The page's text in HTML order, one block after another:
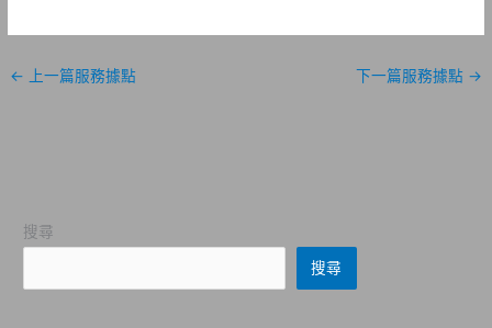
← 上一篇服務據點 下一篇服務據點 →
搜尋
搜尋